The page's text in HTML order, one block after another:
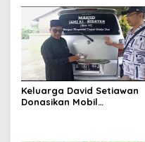
Keluarga David Setiawan
Donasikan Mobil